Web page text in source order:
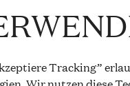
Tracking”